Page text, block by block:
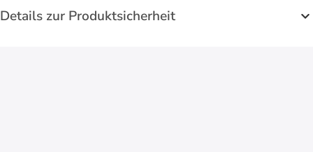
Details zur Produktsicherheit